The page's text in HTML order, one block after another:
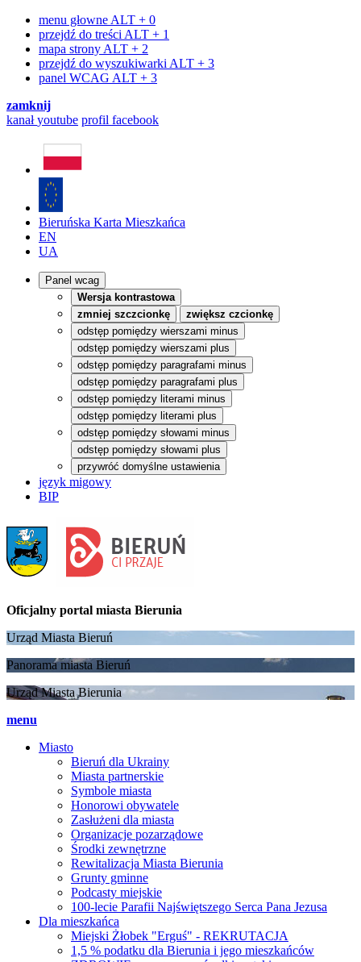
menu głowne ALT + 0
przejdź do treści ALT + 1
mapa strony ALT + 2
przejdź do wyszukiwarki ALT + 3
panel WCAG ALT + 3
zamknij
kanałyoutube profil facebook
Bieruńska Karta Mieszkańca
EN
UA
Panel wcag
Wersja kontrastowa
zmniej szczcionkę
zwiększ czcionkę
odstęp pomiędzy wierszami minus
odstęp pomiędzy wierszami plus
odstęp pomiędzy paragrafami minus
odstęp pomiędzy paragrafami plus
odstęp pomiędzy literami minus
odstęp pomiędzy literami plus
odstęp pomiędzy słowami minus
odstęp pomiędzy słowami plus
przywróć domyślne ustawienia
język migowy
BIP
Oficjalny portal miasta Bierunia
Urząd Miasta Bieruń
Panorama miasta Bieruń
Urząd Miasta Bierunia
menu
Miasto
Bieruń dla Ukrainy
Miasta partnerskie
Symbole miasta
Honorowi obywatele
Zasłużeni dla miasta
Organizacje pozarządowe
Środki zewnętrzne
Rewitalizacja Miasta Bierunia
Grunty gminne
Podcasty miejskie
100-lecie Parafii Najświętszego Serca Pana Jezusa
Dla mieszkańca
Miejski Żłobek "Erguś" - REKRUTACJA
1,5 % podatku dla Bierunia i jego mieszkańców